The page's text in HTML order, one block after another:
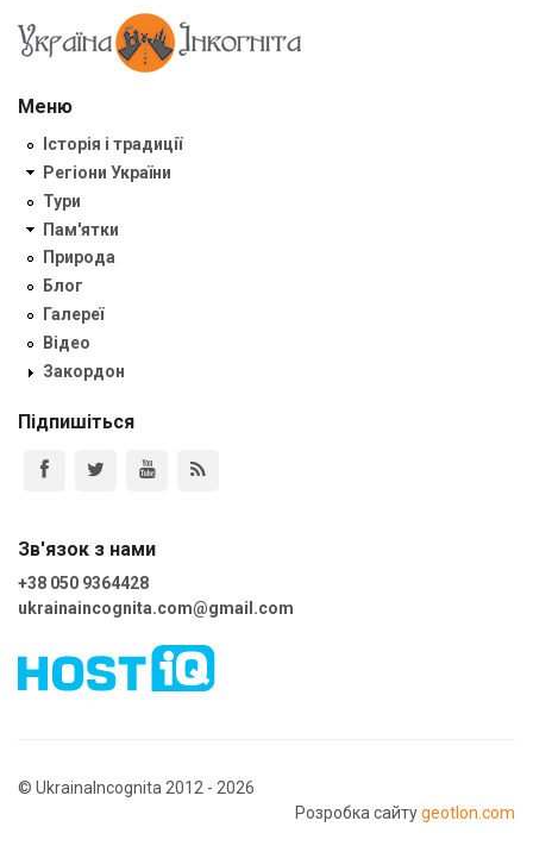
Меню
Історія і традиції
Регіони України
Тури
Пам'ятки
Природа
Блог
Галереї
Відео
Закордон
Підпишіться
Зв'язок з нами
+38 050 9364428
ukrainaincognita.com@gmail.com
© UkrainaIncognita 2012 - 2026
Розробка сайтуgeotlon.com